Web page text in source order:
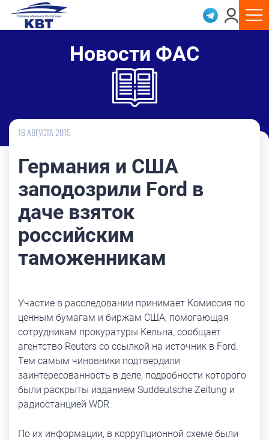
Новости ФАС
18 АВГУСТА 2015
Германия и США
заподозрили Ford в
даче взяток
российским
таможенникам
Участие в расследовании принимает Комиссия по
ценным бумагам и биржам США, помогающая
сотрудникам прокуратуры Кельна, сообщает
агентство Reuters со ссылкой на источник в Ford.
Тем самым чиновники подтвердили
заинтересованность в деле, подробности которого
были раскрыты изданием Suddeutsche Zeitung и
радиостанцией WDR.
По их информации, в коррупционной схеме были